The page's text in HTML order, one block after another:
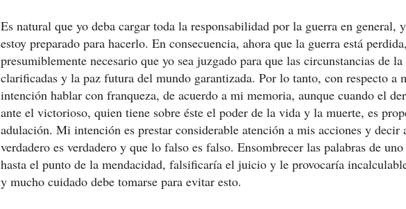
Es natural que yo deba cargar toda la responsabilidad por la guerra en general,
estoy preparado para hacerlo. En consecuencia, ahora que la guerra está
presumiblemente necesario que yo sea juzgado para que las circunstancias de la
clarificadas y la paz futura del mundo garantizada. Por lo tanto, con respecto a
intención hablar con franqueza, de acuerdo a mi memoria, aunque cuando el
ante el victorioso, quien tiene sobre éste el poder de la vida y la muerte, es
adulación. Mi intención es prestar considerable atención a mis acciones y
verdadero es verdadero y que lo falso es falso. Ensombrecer las palabras de
hasta el punto de la mendacidad, falsificaría el juicio y le provocaría
y mucho cuidado debe tomarse para evitar esto.